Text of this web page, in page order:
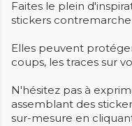
Faites le plein
stickers contremarche
Elles peuvent
coups, les traces sur
N'hésitez pas à
assemblant des
sur-mesure en